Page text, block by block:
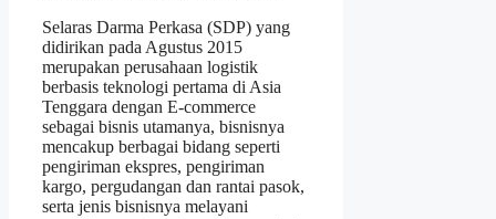
Selaras Darma Perkasa (SDP) yang
didirikan pada Agustus 2015
merupakan perusahaan logistik
berbasis teknologi pertama di Asia
Tenggara dengan E-commerce
sebagai bisnis utamanya, bisnisnya
mencakup berbagai bidang seperti
pengiriman ekspres, pengiriman
kargo, pergudangan dan rantai pasok,
serta jenis bisnisnya melayani